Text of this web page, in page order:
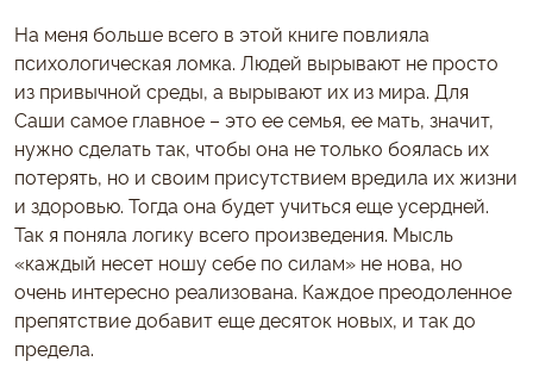
На меня больше всего в этой книге повлияла
психологическая ломка. Людей вырывают не просто
из привычной среды, а вырывают их из мира. Для
Саши самое главное – это ее семья, ее мать, значит,
нужно сделать так, чтобы она не только боялась их
потерять, но и своим присутствием вредила их жизни
и здоровью. Тогда она будет учиться еще усердней.
Так я поняла логику всего произведения. Мысль
«каждый несет ношу себе по силам» не нова, но
очень интересно реализована. Каждое преодоленное
препятствие добавит еще десяток новых, и так до
предела.